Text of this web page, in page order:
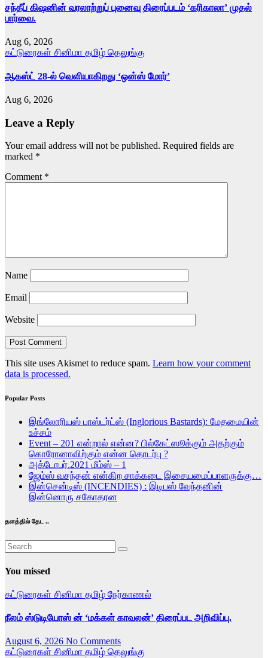
சந்தீப் கிஷனின் வரலாற்றுப் புனைவு திரைப்படம் ‘கரிகாலா’ முதல்
பார்வை.
Aug 6, 2026
கட்டுரைகள் சினிமா தமிழ் தெலுங்கு
ஆகஸ்ட் 28-ல் வெளியாகிறது ‘ஒன்ஸ் மோர்’
Aug 6, 2026
Leave a Reply
Your email address will not be published. Required fields are
marked *
Comment *
Name
Email
Website
This site uses Akismet to reduce spam. Learn how your comment
data is processed.
Popular Posts
இங்லோரியஸ் பாஸ்டர்ட்ஸ் (Inglorious Bastards): மேதமையின்
உச்சம்
Event – 201 என்றால் என்ன? பில்கேட்ஸூக்கும் அதற்கும்
கொரோனாவிற்கும் என்ன தொடர்பு ?
அக்டோபர்.2021 மீம்ஸ் – 1
ஜேம்ஸ் வசந்தன் என்கிற சாக்கடை இசையமைப்பாளருக்கு…
இன்சென்டிஸ் (INCENDIES) : இடிபஸ் வேந்தனின்
இன்னொரு சகோதரன
தளத்தில் தேட ..
You missed
கட்டுரைகள் சினிமா தமிழ் நேர்காணல்
நீலம் ஸ்டுடியோஸ் ன் ‘மக்கள் காவலன்’ திரைப்பட அறிவிப்பு.
August 6, 2026 No Comments
கட்டுரைகள் சினிமா தமிழ் தெலுங்கு